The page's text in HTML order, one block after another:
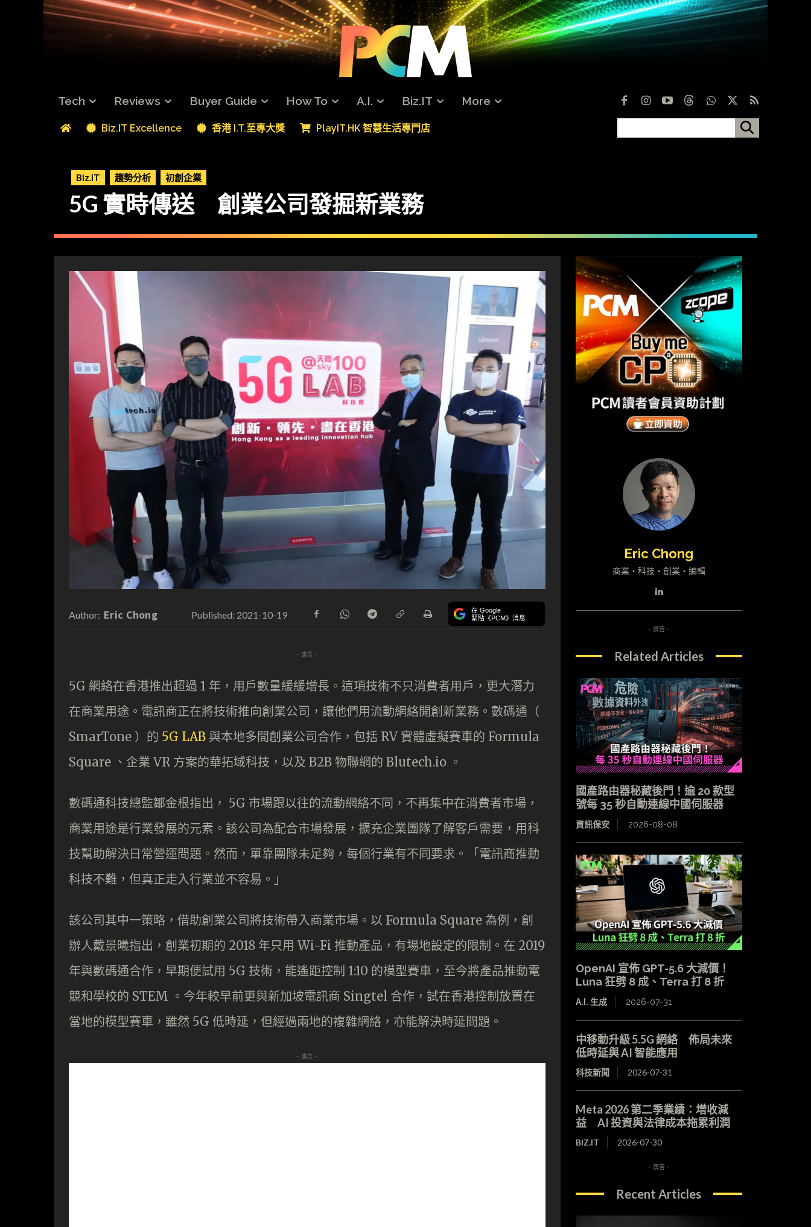
Tech Reviews Buyer Guide How To A.I. Biz.IT More
Biz.IT Excellence 香港 I.T.至專大獎 PlayIT.HK 智慧生活專門店
Biz.IT 趨勢分析 初創企業
5G 實時傳送 創業公司發掘新業務
Author: Eric Chong Published: 2021-10-19 在 Google
緊貼《PCM》消息
- 廣告 -
5G 網絡在香港推出超過 1 年，用戶數量緩緩增長。這項技術不只消費者用戶，更大潛力
在商業用途。電訊商正在將技術推向創業公司，讓他們用流動網絡開創新業務。數碼通（
SmarTone ）的 5G LAB 與本地多間創業公司合作，包括 RV 實體虛擬賽車的 Formula
Square 、企業 VR 方案的華拓域科技，以及 B2B 物聯網的 Blutech.io 。
數碼通科技總監鄒金根指出， 5G 市場跟以往的流動網絡不同，不再集中在消費者市場，
商業用途是行業發展的元素。該公司為配合市場發展，擴充企業團隊了解客戶需要，用科
技幫助解決日常營運問題。然而，單靠團隊未足夠，每個行業有不同要求。「電訊商推動
科技不難，但真正走入行業並不容易。」
該公司其中一策略，借助創業公司將技術帶入商業市場。以 Formula Square 為例，創
辦人戴景曦指出，創業初期的 2018 年只用 Wi-Fi 推動產品，有場地設定的限制。在 2019
年與數碼通合作，早期便試用 5G 技術，能遙距控制 1:10 的模型賽車，至今將產品推動電
競和學校的 STEM 。今年較早前更與新加坡電訊商 Singtel 合作，試在香港控制放置在
當地的模型賽車，雖然 5G 低時延，但經過兩地的複雜網絡，亦能解決時延問題。
- 廣告 -
Eric Chong
商業・科技・創業・編輯
- 廣告 -
Related Articles
國產路由器秘藏後門！逾 20 款型
號每 35 秒自動連線中國伺服器
資訊保安 2026-08-08
OpenAI 宣佈 GPT-5.6 大減價！
Luna 狂劈 8 成、Terra 打 8 折
A.I. 生成 2026-07-31
中移動升級 5.5G 網絡 佈局未來
低時延與 AI 智能應用
科技新聞 2026-07-31
Meta 2026 第二季業績：增收減
益 AI 投資與法律成本拖累利潤
BIZ.IT 2026-07-30
- 廣告 -
Recent Articles